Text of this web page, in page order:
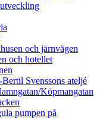
och järnvägen
och hotellet
Svenssons ateljé
Köpmangatan
pumpen på